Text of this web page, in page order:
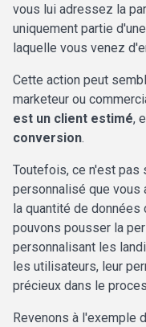
vous lui adressez la
uniquement partie
laquelle vous venez
Cette action peut
marketeur ou
est un client estimé,
conversion.
Toutefois, ce n'est pas
personnalisé que
la quantité de
pouvons pousser la
personnalisant les
les utilisateurs, leur
précieux dans le
Revenons à l'exemple